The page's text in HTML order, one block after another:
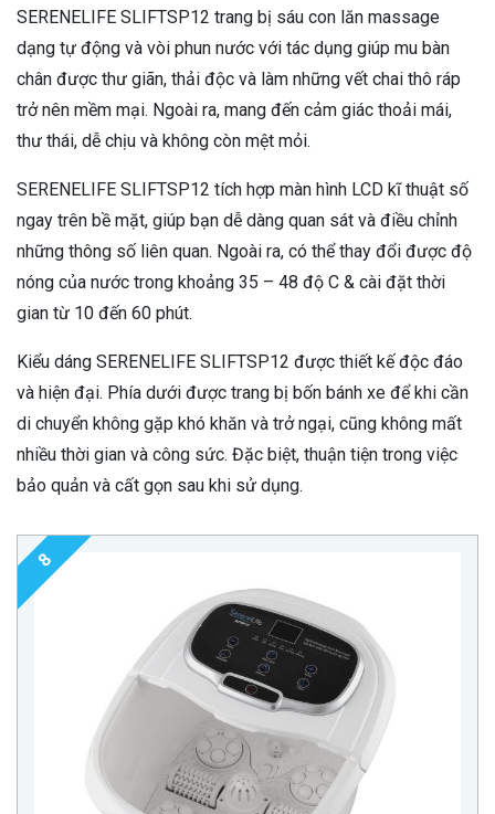
SERENELIFE SLIFTSP12 trang bị sáu con lăn massage
dạng tự động và vòi phun nước với tác dụng giúp mu bàn
chân được thư giãn, thải độc và làm những vết chai thô ráp
trở nên mềm mại. Ngoài ra, mang đến cảm giác thoải mái,
thư thái, dễ chịu và không còn mệt mỏi.
SERENELIFE SLIFTSP12 tích hợp màn hình LCD kĩ thuật số
ngay trên bề mặt, giúp bạn dễ dàng quan sát và điều chỉnh
những thông số liên quan. Ngoài ra, có thể thay đổi được độ
nóng của nước trong khoảng 35 – 48 độ C & cài đặt thời
gian từ 10 đến 60 phút.
Kiểu dáng SERENELIFE SLIFTSP12 được thiết kế độc đáo
và hiện đại. Phía dưới được trang bị bốn bánh xe để khi cần
di chuyển không gặp khó khăn và trở ngại, cũng không mất
nhiều thời gian và công sức. Đặc biệt, thuận tiện trong việc
bảo quản và cất gọn sau khi sử dụng.
8